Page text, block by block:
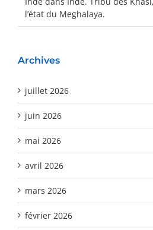
l’état du Meghalaya.
Archives
juillet 2026
juin 2026
mai 2026
avril 2026
mars 2026
février 2026